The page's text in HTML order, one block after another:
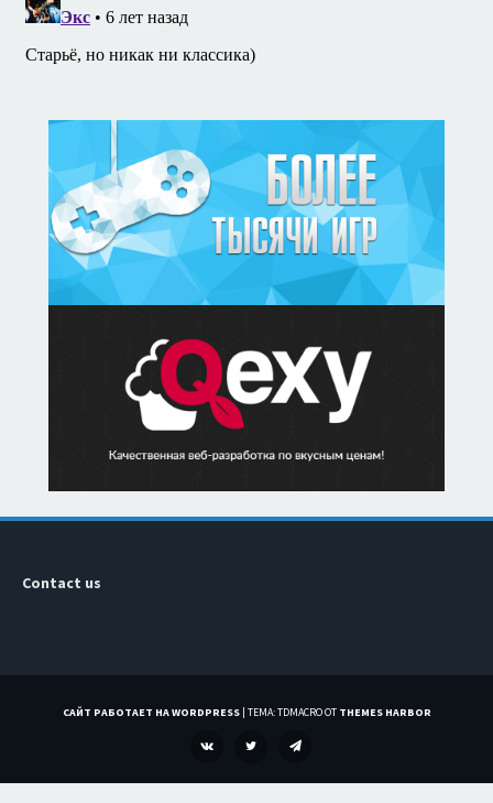
Contact us
САЙТ РАБОТАЕТ НА WORDPRESS | ТЕМА: TDMACRO ОТ THEMES HARBOR
TWITTER